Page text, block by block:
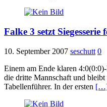
Falke 3 setzt Siegesserie
10. September 2007 seschutt 0
Einem am Ende klaren
die dritte Mannschaft und
Tabellenführer. In der ersten